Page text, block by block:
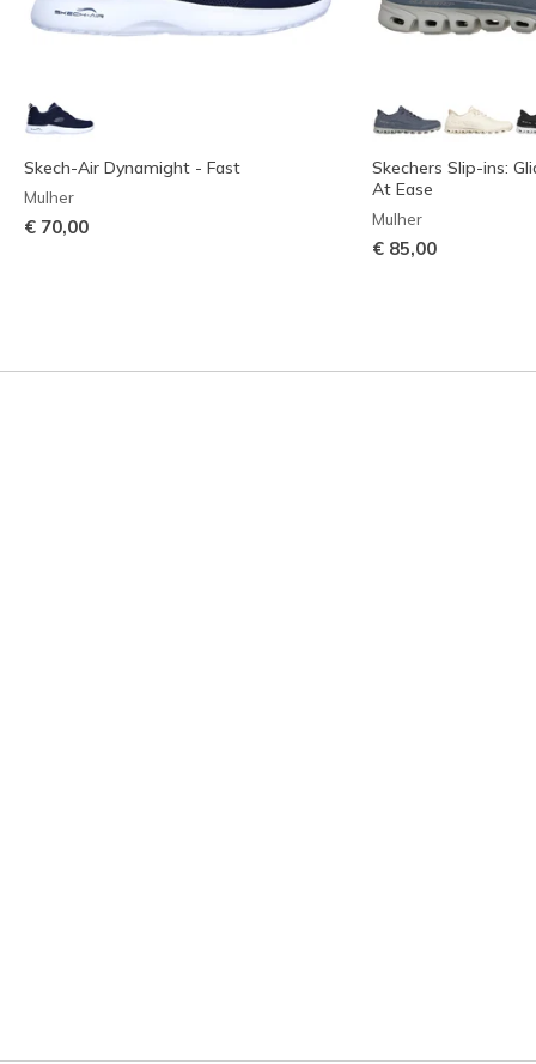
Skech-Air Dynamight - Fast
Mulher
€ 70,00
Skechers Slip-ins:
At Ease
Mulher
€ 85,00